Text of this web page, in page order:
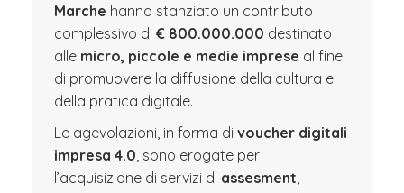
Marche hanno stanziato un contributo
complessivo di € 800.000.000 destinato
alle micro, piccole e medie imprese al fine
di promuovere la diffusione della cultura e
della pratica digitale.
Le agevolazioni, in forma di voucher digitali
impresa 4.0, sono erogate per
l’acquisizione di servizi di assesment,